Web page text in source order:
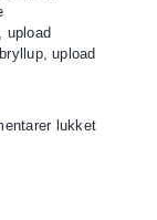
, upload
,upload
lukkettil